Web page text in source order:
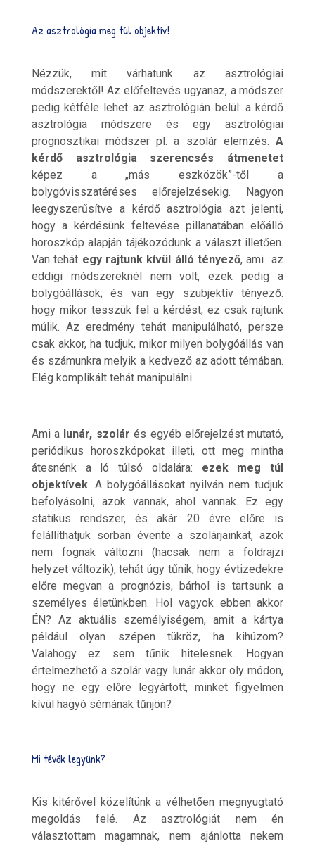
Az asztrológia meg túl objektív!
Nézzük, mit várhatunk az asztrológiai
módszerektől! Az előfeltevés ugyanaz, a módszer
pedig kétféle lehet az asztrológián belül: a kérdő
asztrológia módszere és egy asztrológiai
prognosztikai módszer pl. a szolár elemzés.A
kérdő asztrológia szerencsés átmenetet
képez a „más eszközök”-től a
bolygóvisszatéréses előrejelzésekig. Nagyon
leegyszerűsítve a kérdő asztrológia azt jelenti,
hogy a kérdésünk feltevése pillanatában előálló
horoszkóp alapján tájékozódunk a választ illetően.
Van tehát egy rajtunk kívül álló tényező, ami az
eddigi módszereknél nem volt, ezek pedig a
bolygóállások; és van egy szubjektív tényező:
hogy mikor tesszük fel a kérdést, ez csak rajtunk
múlik. Az eredmény tehát manipulálható, persze
csak akkor, ha tudjuk, mikor milyen bolygóállás van
és számunkra melyik a kedvező az adott témában.
Elég komplikált tehát manipulálni.
Ami a lunár, szolár és egyéb előrejelzést mutató,
periódikus horoszkópokat illeti, ott meg mintha
átesnénk a ló túlsó oldalára: ezek meg túl
objektívek. A bolygóállásokat nyilván nem tudjuk
befolyásolni, azok vannak, ahol vannak. Ez egy
statikus rendszer, és akár 20 évre előre is
felállíthatjuk sorban évente a szolárjainkat, azok
nem fognak változni (hacsak nem a földrajzi
helyzet változik), tehát úgy tűnik, hogy évtizedekre
előre megvan a prognózis, bárhol is tartsunk a
személyes életünkben. Hol vagyok ebben akkor
ÉN? Az aktuális személyiségem, amit a kártya
például olyan szépen tükröz, ha kihúzom?
Valahogy ez sem tűnik hitelesnek. Hogyan
értelmezhető a szolár vagy lunár akkor oly módon,
hogy ne egy előre legyártott, minket figyelmen
kívül hagyó sémának tűnjön?
Mi tévők legyünk?
Kis kitérővel közelítünk a vélhetően megnyugtató
megoldás felé. Az asztrológiát nem én
választottam magamnak, nem ajánlotta nekem